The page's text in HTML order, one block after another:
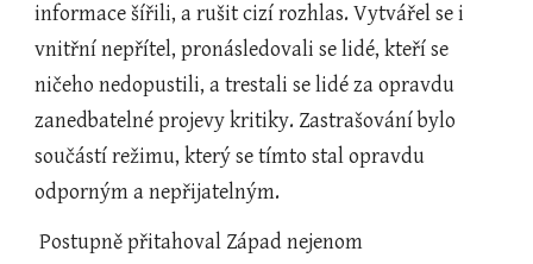
informace šířili, a rušit cizí rozhlas. Vytvářel se i
vnitřní nepřítel, pronásledovali se lidé, kteří se
ničeho nedopustili, a trestali se lidé za opravdu
zanedbatelné projevy kritiky. Zastrašování bylo
součástí režimu, který se tímto stal opravdu
odporným a nepřijatelným.
Postupně přitahoval Západ nejenom